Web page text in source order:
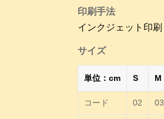
印刷手法
インクジェット印刷
サイズ
単位：cm S M
コード 02 03